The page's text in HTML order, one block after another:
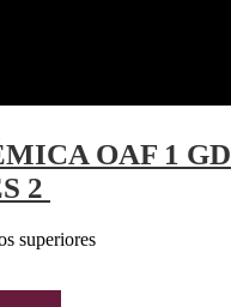
OAF 1 GD
2
superiores